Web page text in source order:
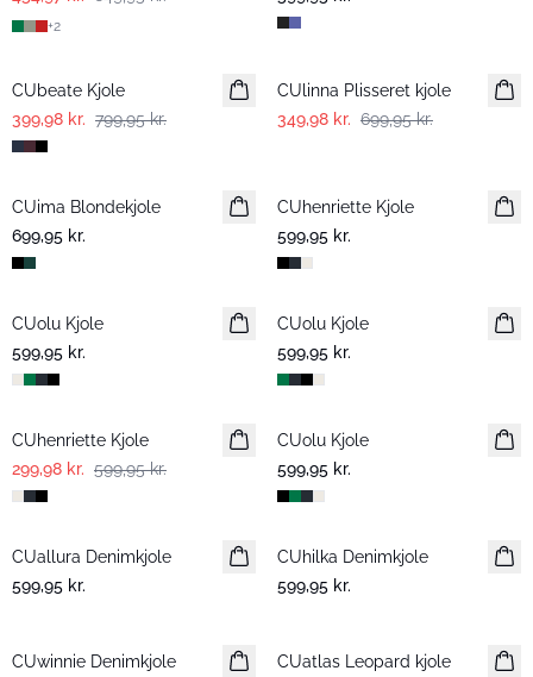
+2
CUbeate Kjole
399,98 kr. 799,95 kr.
CUlinna Plisseret kjole
349,98 kr. 699,95 kr.
CUima Blondekjole
699,95 kr.
CUhenriette Kjole
599,95 kr.
CUolu Kjole
599,95 kr.
CUolu Kjole
599,95 kr.
-50%
CUhenriette Kjole
299,98 kr. 599,95 kr.
CUolu Kjole
599,95 kr.
Nyhed
CUallura Denimkjole
599,95 kr.
CUhilka Denimkjole
599,95 kr.
Nyhed
CUwinnie Denimkjole CUatlas Leopard kjole